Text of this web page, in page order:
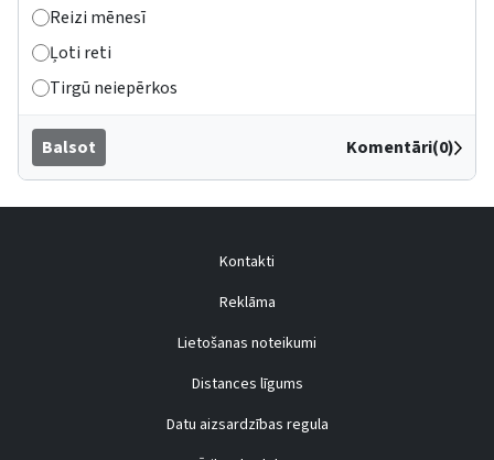
Reizi mēnesī
Ļoti reti
Tirgū neiepērkos
Balsot Komentāri(0)
Kontakti
Reklāma
Lietošanas noteikumi
Distances līgums
Datu aizsardzības regula